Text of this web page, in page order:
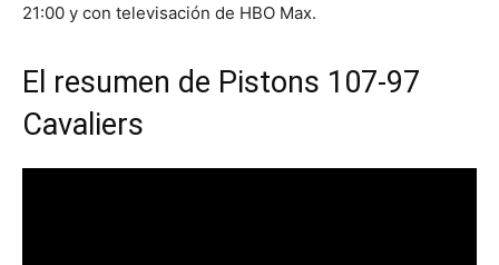
21:00 y con televisación de HBO Max.
El resumen de Pistons 107-97
Cavaliers